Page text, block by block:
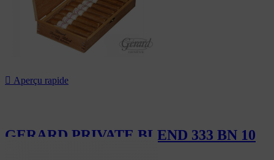
 Aperçu rapide
GERARD PRIVATE BLEND 333 BN 10